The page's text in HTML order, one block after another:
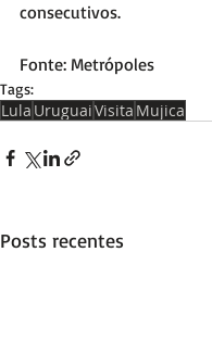
consecutivos.
Fonte: Metrópoles
Tags:
Lula UruguaiVisita Mujica
Posts recentes